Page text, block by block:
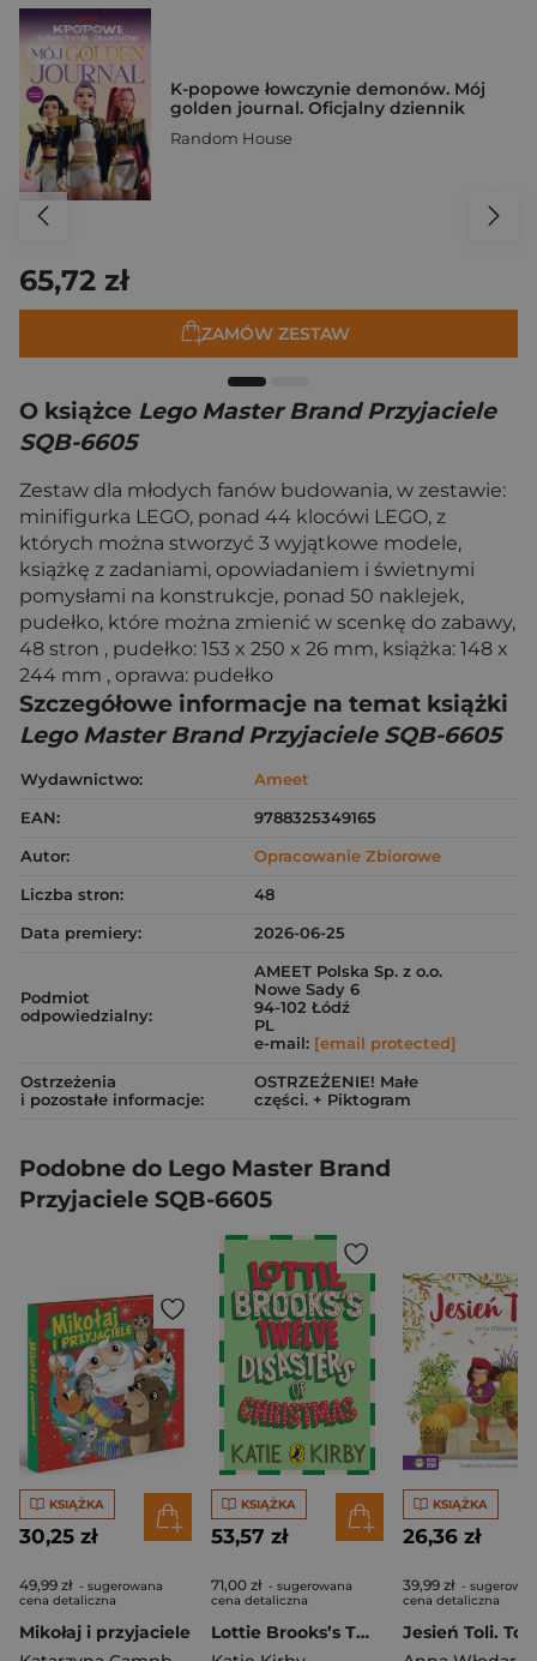
K-popowe łowczynie demonów. Mój
golden journal. Oficjalny dziennik
Random House
65,72 zł
ZAMÓW ZESTAW
O książce Lego Master Brand Przyjaciele
SQB-6605
Zestaw dla młodych fanów budowania, w zestawie:
minifigurka LEGO, ponad 44 klocówi LEGO, z
których można stworzyć 3 wyjątkowe modele,
książkę z zadaniami, opowiadaniem i świetnymi
pomysłami na konstrukcje, ponad 50 naklejek,
pudełko, które można zmienić w scenkę do zabawy,
48 stron , pudełko: 153 x 250 x 26 mm, książka: 148 x
244 mm , oprawa: pudełko
Szczegółowe informacje na temat książki
Lego Master Brand Przyjaciele SQB-6605
Wydawnictwo:
Ameet
EAN:
9788325349165
Autor:
Opracowanie Zbiorowe
Liczba stron:
48
Data premiery:
2026-06-25
Podmiot
odpowiedzialny:
AMEET Polska Sp. z o.o.
Nowe Sady 6
94-102 Łódź
PL
e-mail: [email protected]
Ostrzeżenia
i pozostałe informacje:
OSTRZEŻENIE! Małe
części. + Piktogram
Podobne do Lego Master Brand
Przyjaciele SQB-6605
KSIĄŻKA
30,25 zł
49,99 zł - sugerowana
cena detaliczna
Mikołaj i przyjaciele
KSIĄŻKA
53,57 zł
71,00 zł - sugerowana
cena detaliczna
Lottie Brooks’s Twelve Disasters of Christmas
KSIĄŻKA
26,36 zł
39,99 zł -
cena detaliczna
Jesień Toli.